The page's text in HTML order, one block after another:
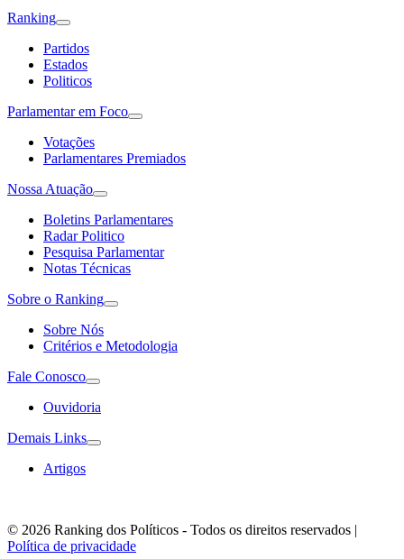
Ranking
Partidos
Estados
Politicos
Parlamentar em Foco
Votações
Parlamentares Premiados
Nossa Atuação
Boletins Parlamentares
Radar Politico
Pesquisa Parlamentar
Notas Técnicas
Sobre o Ranking
Sobre Nós
Critérios e Metodologia
Fale Conosco
Ouvidoria
Demais Links
Artigos
© 2026 Ranking dos Políticos - Todos os direitos reservados |
Política de privacidade